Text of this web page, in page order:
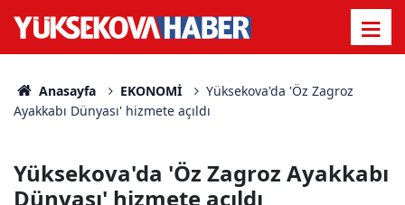
Anasayfa EKONOMİ
Yüksekova'da 'Öz Zagroz
Ayakkabı Dünyası' hizmete açıldı
Yüksekova'da 'Öz Zagroz Ayakkabı
Dünyası' hizmete açıldı